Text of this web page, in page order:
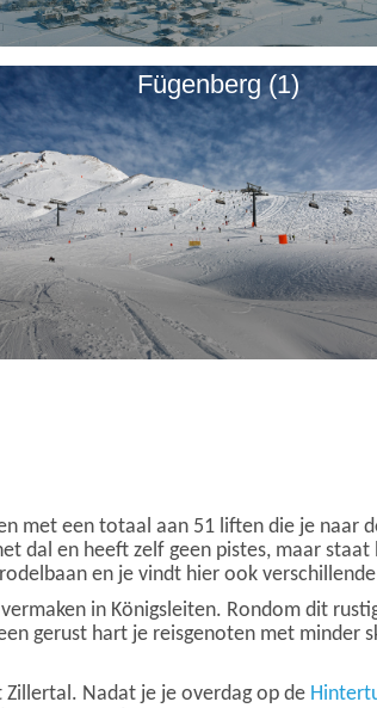
Fügenberg (1)
met een totaal aan 51 liften die je naar
dal en heeft zelf geen pistes, maar
en je vindt hier ook
in Königsleiten. Rondom dit
gerust hart je reisgenoten met minder
Nadat je je overdag op de